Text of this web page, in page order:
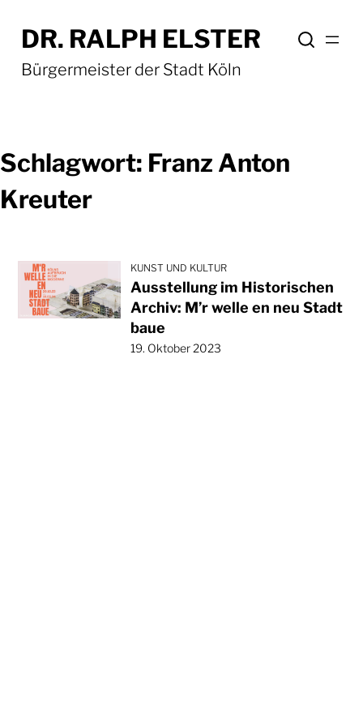
Inhalt
springen
DR. RALPH ELSTER
Bürgermeister der Stadt Köln
Schlagwort: Franz Anton
Kreuter
KUNST UND KULTUR
Ausstellung im Historischen
Archiv: M’r welle en neu Stadt
baue
19. Oktober 2023